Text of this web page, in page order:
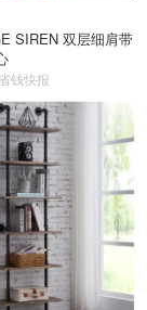
SIREN 双层细肩带
钱快报